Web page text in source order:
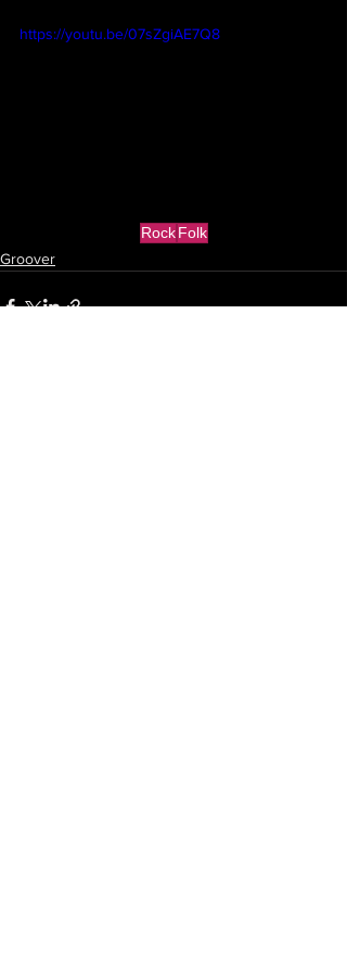
https://youtu.be/07sZgiAE7Q8
Rock Folk
Groover